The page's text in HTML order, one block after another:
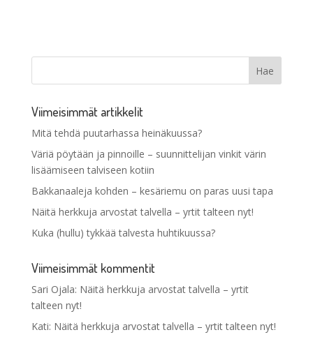
Viimeisimmät artikkelit
Mitä tehdä puutarhassa heinäkuussa?
Väriä pöytään ja pinnoille – suunnittelijan vinkit värin
lisäämiseen talviseen kotiin
Bakkanaaleja kohden – kesäriemu on paras uusi tapa
Näitä herkkuja arvostat talvella – yrtit talteen nyt!
Kuka (hullu) tykkää talvesta huhtikuussa?
Viimeisimmät kommentit
Sari Ojala: Näitä herkkuja arvostat talvella – yrtit
talteen nyt!
Kati: Näitä herkkuja arvostat talvella – yrtit talteen nyt!